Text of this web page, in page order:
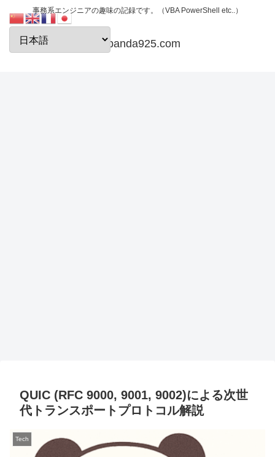
事務系エンジニアの趣味の記録です。（VBA PowerShell etc..）
papanda925.com
QUIC (RFC 9000, 9001, 9002)による次世
代トランスポートプロトコル解説
Tech